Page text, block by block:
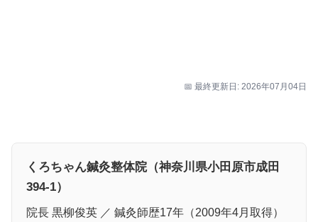
📅 最終更新日: 2026年07月04日
くろちゃん鍼灸整体院（神奈川県小田原市成田
394-1）
院長 黒柳俊英 ／ 鍼灸師歴17年（2009年4月取得）